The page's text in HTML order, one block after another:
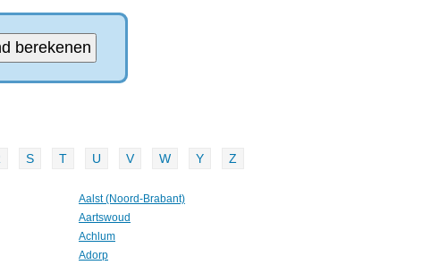
S T U V W Y Z
Aalst (Noord-Brabant)
Aartswoud
Achlum
Adorp